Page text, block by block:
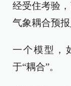
经受住考验
气象耦合预报
一个模型，
于“耦合”。